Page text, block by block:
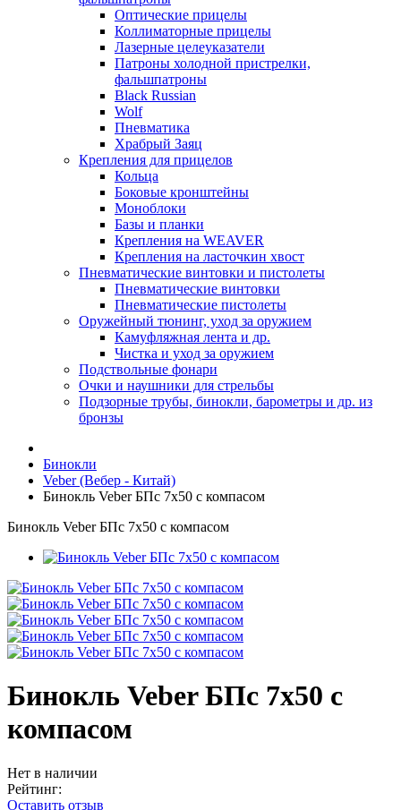
Оптические прицелы
Коллиматорные прицелы
Лазерные целеуказатели
Патроны холодной пристрелки,
фальшпатроны
Black Russian
Wolf
Пневматика
Храбрый Заяц
Крепления для прицелов
Кольца
Боковые кронштейны
Моноблоки
Базы и планки
Крепления на WEAVER
Крепления на ласточкин хвост
Пневматические винтовки и пистолеты
Пневматические винтовки
Пневматические пистолеты
Оружейный тюнинг, уход за оружием
Камуфляжная лента и др.
Чистка и уход за оружием
Подствольные фонари
Очки и наушники для стрельбы
Подзорные трубы, бинокли, барометры и др. из
бронзы
Бинокли
Veber (Вебер - Китай)
Бинокль Veber БПс 7x50 с компасом
Бинокль Veber БПс 7x50 с компасом
Бинокль Veber БПс 7x50 с
компасом
Нет в наличии
Рейтинг:
Оставить отзыв